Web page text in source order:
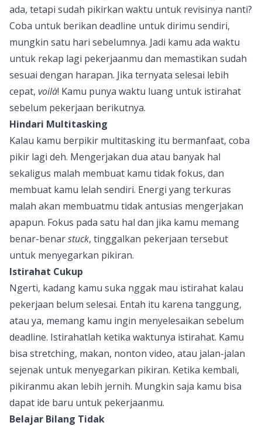
ada, tetapi sudah pikirkan waktu untuk revisinya nanti?
Coba untuk berikan deadline untuk dirimu sendiri,
mungkin satu hari sebelumnya. Jadi kamu ada waktu
untuk rekap lagi pekerjaanmu dan memastikan sudah
sesuai dengan harapan. Jika ternyata selesai lebih
cepat, voilà! Kamu punya waktu luang untuk istirahat
sebelum pekerjaan berikutnya.
Hindari Multitasking
Kalau kamu berpikir multitasking itu bermanfaat, coba
pikir lagi deh. Mengerjakan dua atau banyak hal
sekaligus malah membuat kamu tidak fokus, dan
membuat kamu lelah sendiri. Energi yang terkuras
malah akan membuatmu tidak antusias mengerjakan
apapun. Fokus pada satu hal dan jika kamu memang
benar-benarstuck, tinggalkan pekerjaan tersebut
untuk menyegarkan pikiran.
Istirahat Cukup
Ngerti, kadang kamu suka nggak mau istirahat kalau
pekerjaan belum selesai. Entah itu karena tanggung,
atau ya, memang kamu ingin menyelesaikan sebelum
deadline. Istirahatlah ketika waktunya istirahat. Kamu
bisa stretching, makan, nonton video, atau jalan-jalan
sejenak untuk menyegarkan pikiran. Ketika kembali,
pikiranmu akan lebih jernih. Mungkin saja kamu bisa
dapat ide baru untuk pekerjaanmu.
Belajar Bilang Tidak